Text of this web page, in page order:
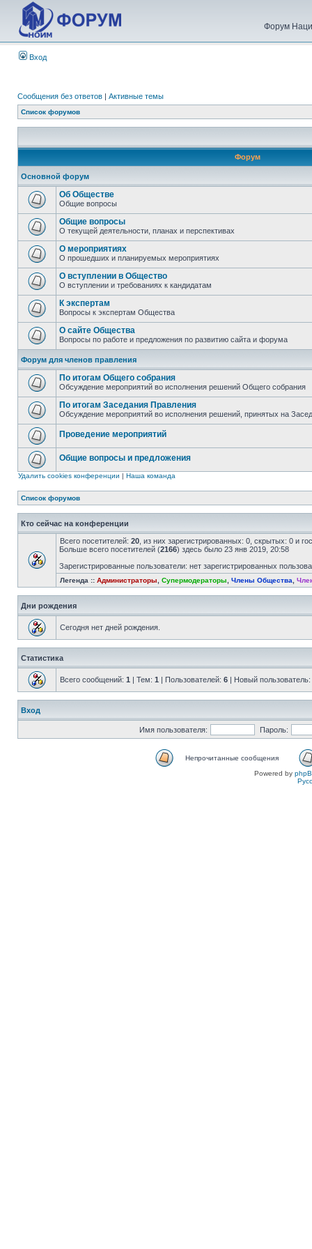
Форум
Вход
Сообщения без ответов | Активные темы
Список форумов
Форум
Основной форум
Об Обществе
Общие вопросы
Общие вопросы
О текущей деятельности, планах и перспективах
О мероприятиях
О прошедших и планируемых мероприятиях
О вступлении в Общество
О вступлении и требованиях к кандидатам
К экспертам
Вопросы к экспертам Общества
О сайте Общества
Вопросы по работе и предложения по развитию сайта и форума
Форум для членов правления
По итогам Общего собрания
Обсуждение мероприятий во исполнения решений Общего собрания
По итогам Заседания Правления
Обсуждение мероприятий во исполнения решений, принятых на
Проведение мероприятий
Общие вопросы и предложения
Удалить cookies конференции | Наша команда
Список форумов
Кто сейчас на конференции
Всего посетителей: 20 , из них зарегистрированных: 0, скрытых: 0 и
Больше всего посетителей (2166) здесь было 23 янв 2019, 20:58
Зарегистрированные пользователи: нет зарегистрированных
Легенда :: Администраторы Супермодераторы Члены Общества
Дни рождения
Сегодня нет дней рождения.
Статистика
Всего сообщений: 1 | Тем: 1 | Пользователей: 6 | Новый пользователь:
Вход
Имя пользователя: Пароль:
Непрочитанные сообщения
Powered by